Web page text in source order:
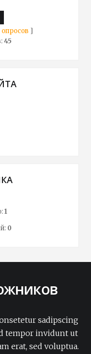
]
45
1
0
sadipscing
tempor invidunt ut
erat, sed voluptua.